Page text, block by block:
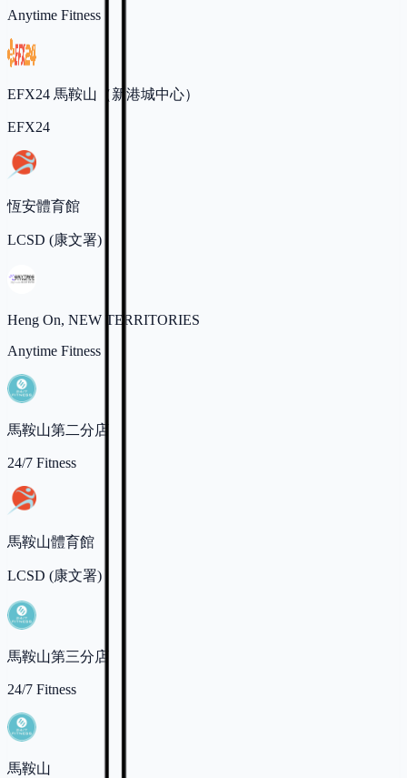
Anytime Fitness
EFX24 馬鞍山（新港城中心）
EFX24
恆安體育館
LCSD (康文署)
Heng On, NEW TERRITORIES
Anytime Fitness
馬鞍山第二分店
24/7 Fitness
馬鞍山體育館
LCSD (康文署)
馬鞍山第三分店
24/7 Fitness
馬鞍山